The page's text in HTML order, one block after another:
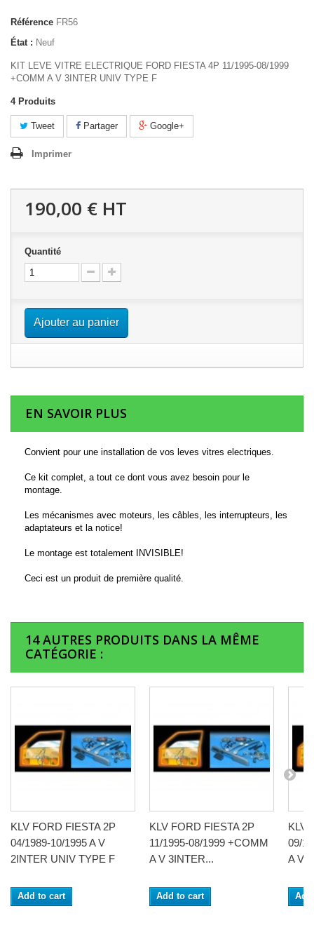
Référence FR56
État : Neuf
KIT LEVE VITRE ELECTRIQUE FORD FIESTA 4P 11/1995-08/1999
+COMM A V 3INTER UNIV TYPE F
4 Produits
Tweet Partager Google+
Imprimer
190,00 € HT
Quantité
Ajouter au panier
EN SAVOIR PLUS
Convient pour une installation de vos leves vitres electriques.
Ce kit complet, a tout ce dont vous avez besoin pour le
montage.
Les mécanismes avec moteurs, les câbles, les interrupteurs, les
adaptateurs et la notice!
Le montage est totalement INVISIBLE!
Ceci est un produit de première qualité.
14 AUTRES PRODUITS DANS LA MÊME
CATÉGORIE :
KLV FORD FIESTA 2P
04/1989-10/1995 A V
2INTER UNIV TYPE F
Add to cart
KLV FORD FIESTA 2P
11/1995-08/1999 +COMM
A V 3INTER...
Add to cart
KLV
09/
A V